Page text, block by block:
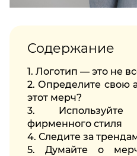
Содержание
1. Логотип — это не
2. Определите свою
этот мерч?
3.
фирменного стиля
4. Следите за
5. Думайте о